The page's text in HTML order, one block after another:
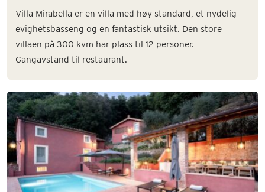
Villa Mirabella er en villa med høy standard, et nydelig
evighetsbasseng og en fantastisk utsikt. Den store
villaen på 300 kvm har plass til 12 personer.
Gangavstand til restaurant.